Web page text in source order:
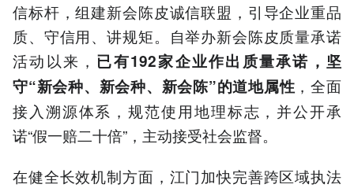
信标杆，组建新会陈皮诚信联盟，引导企业重品
质、守信用、讲规矩。自举办新会陈皮质量承诺
活动以来， 已有192家企业作出质量承诺，坚
守“新会种、新会种、新会陈”的道地属性 ，全面
接入溯源体系，规范使用地理标志，并公开承
诺“假一赔二十倍”，主动接受社会监督。
在健全长效机制方面，江门加快完善跨区域执法